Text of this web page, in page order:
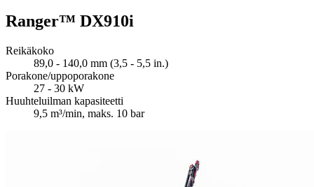
Ranger™ DX910i
Reikäkoko
89,0 - 140,0 mm (3,5 - 5,5 in.)
Porakone/uppoporakone
27 - 30 kW
Huuhteluilman kapasiteetti
9,5 m³/min, maks. 10 bar